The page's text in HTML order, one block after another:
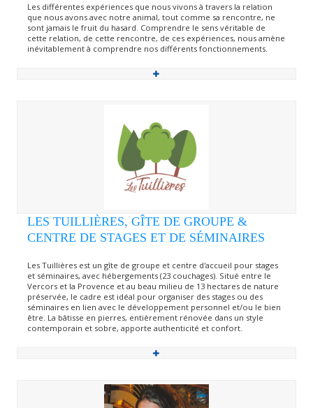
Les différentes expériences que nous vivons à travers la relation
que nous avons avec notre animal, tout comme sa rencontre, ne
sont jamais le fruit du hasard. Comprendre le sens véritable de
cette relation, de cette rencontre, de ces expériences, nous amène
inévitablement à comprendre nos différents fonctionnements.
LES TUILLIÈRES, GÎTE DE GROUPE &
CENTRE DE STAGES ET DE SÉMINAIRES
Les Tuillières est un gîte de groupe et centre d'accueil pour stages
et séminaires, avec hébergements (23 couchages). Situé entre le
Vercors et la Provence et au beau milieu de 13 hectares de nature
préservée, le cadre est idéal pour organiser des stages ou des
séminaires en lien avec le développement personnel et/ou le bien
être. La bâtisse en pierres, entièrement rénovée dans un style
contemporain et sobre, apporte authenticité et confort.